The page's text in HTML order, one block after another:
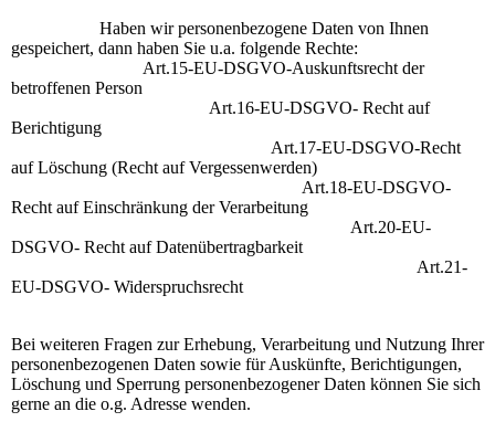
Haben wir personenbezogene Daten von Ihnen
gespeichert, dann haben Sie u.a. folgende Rechte:
Art.15-EU-DSGVO-Auskunftsrecht der
betroffenen Person
Art.16-EU-DSGVO- Recht auf
Berichtigung
Art.17-EU-DSGVO-Recht
auf Löschung (Recht auf Vergessenwerden)
Art.18-EU-DSGVO-
Recht auf Einschränkung der Verarbeitung
Art.20-EU-
DSGVO- Recht auf Datenübertragbarkeit
Art.21-
EU-DSGVO- Widerspruchsrecht
Bei weiteren Fragen zur Erhebung, Verarbeitung und Nutzung Ihrer
personenbezogenen Daten sowie für Auskünfte, Berichtigungen,
Löschung und Sperrung personenbezogener Daten können Sie sich
gerne an die o.g. Adresse wenden.